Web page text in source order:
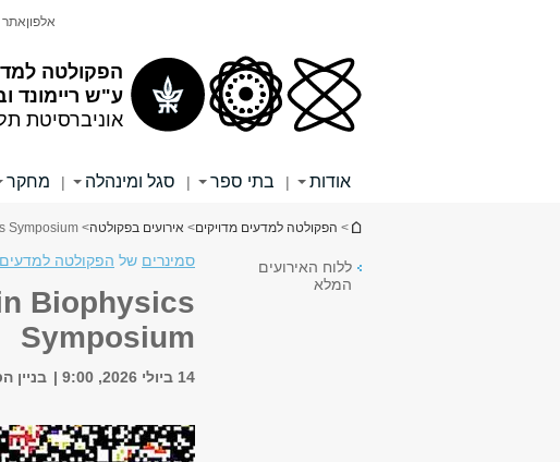
הפקולטה
ע"ש ריימונד
אוניברסיטת
אלפוןאתר
אודות | בתי ספר | סגל ומינהלה | מחקר
הינך נמצא כאן
> הפקולטה למדעים מדויקים> אירועים בפקולטה> Tel Aviv University International Prize in Biophysics Symposium
ללוח האירועים
המלא
סמינרים של הפקולטה למדעים
Biophysics
Symposium
14 ביולי 2026, 9:00 בניין